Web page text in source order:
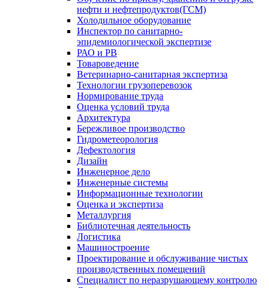
нефти и нефтепродуктов(ГСМ)
Холодильное оборудование
Инспектор по санитарно-
эпидемиологической экспертизе
РАО и РВ
Товароведение
Ветеринарно-санитарная экспертиза
Технологии грузоперевозок
Нормирование труда
Оценка условий труда
Архитектура
Бережливое производство
Гидрометеорология
Дефектология
Дизайн
Инженерное дело
Инженерные системы
Информационные технологии
Оценка и экспертиза
Металлургия
Библиотечная деятельность
Логистика
Машиностроение
Проектирование и обслуживание чистых
производственных помещений
Специалист по неразрушающему контролю